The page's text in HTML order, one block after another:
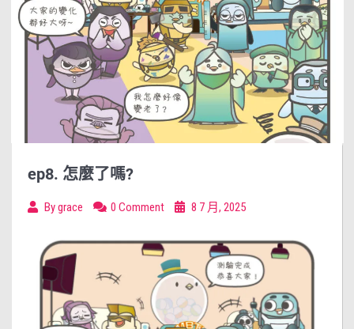
ep8. 怎麼了嗎?
Bygrace 0 Comment 8 7 月, 2025